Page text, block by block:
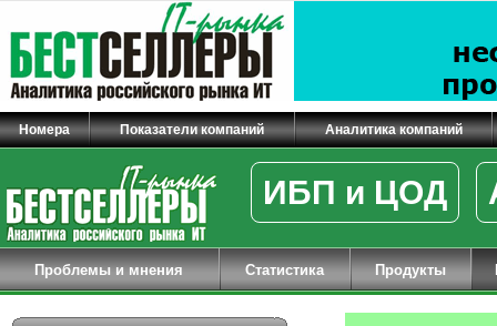
Номера Показатели компаний Аналитика компаний
ИБП и ЦОД
Проблемы и мнения Статистика Продукты